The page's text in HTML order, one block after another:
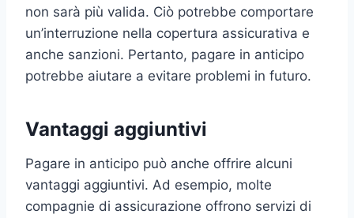
non sarà più valida. Ciò potrebbe comportare
un’interruzione nella copertura assicurativa e
anche sanzioni. Pertanto, pagare in anticipo
potrebbe aiutare a evitare problemi in futuro.
Vantaggi aggiuntivi
Pagare in anticipo può anche offrire alcuni
vantaggi aggiuntivi. Ad esempio, molte
compagnie di assicurazione offrono servizi di